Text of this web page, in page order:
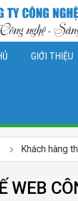
GIỚI THIỆU
Khách hàng
WEB